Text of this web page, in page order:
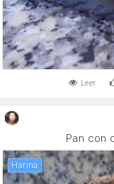
Leer
Pan con
harina